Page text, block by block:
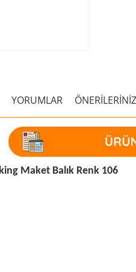
YORUMLAR ÖNERİLERİNİZ
Maket Balık Renk 106